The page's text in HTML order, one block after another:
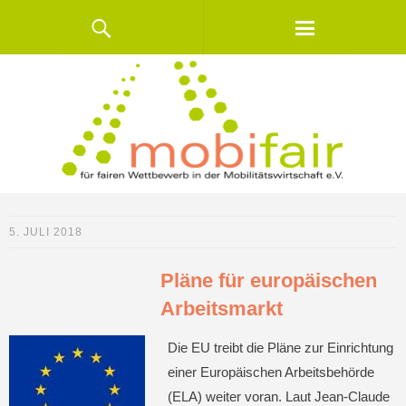
5. JULI 2018
Pläne für europäischen
Arbeitsmarkt
Die EU treibt die Pläne zur Einrichtung
einer Europäischen Arbeitsbehörde
(ELA) weiter voran. Laut Jean-Claude